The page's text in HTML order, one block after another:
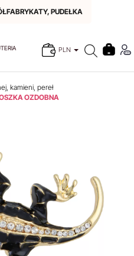
PUDEŁKA
PLN
kamieni, pereł
OZDOBNA